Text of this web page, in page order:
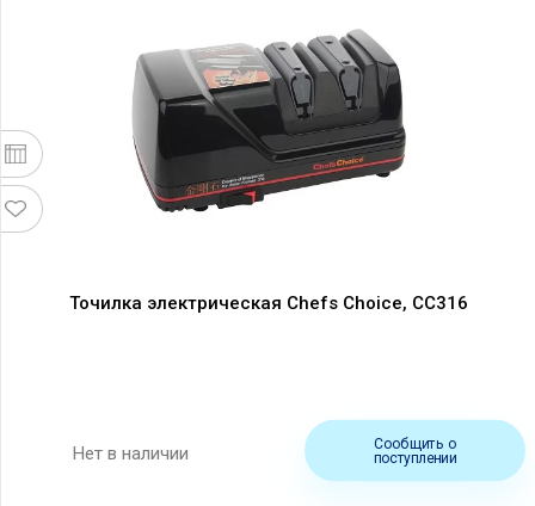
Точилка электрическая Chefs Choice, CC316
Нет в наличии
Сообщить о
поступлении